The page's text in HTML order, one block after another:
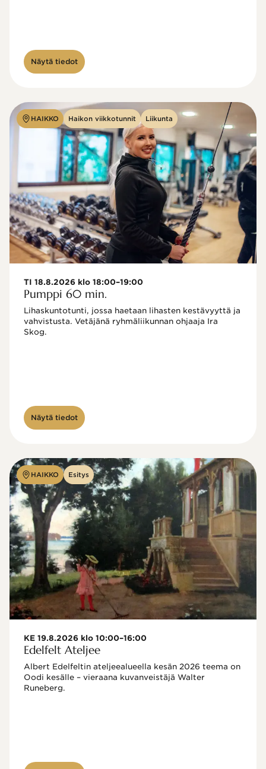
Näytä tiedot
HAIKKO Haikon viikkotunnit Liikunta
TI 18.8.2026 klo 18:00–19:00
Pumppi 60 min.
Lihaskuntotunti, jossa haetaan lihasten kestävyyttä ja
vahvistusta. Vetäjänä ryhmäliikunnan ohjaaja Ira
Skog.
Näytä tiedot
HAIKKO Esitys
KE 19.8.2026 klo 10:00–16:00
Edelfelt Ateljee
Albert Edelfeltin ateljeealueella kesän 2026 teema on
Oodi kesälle – vieraana kuvanveistäjä Walter